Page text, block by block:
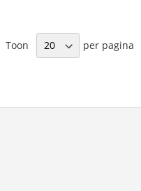
Toon per pagina